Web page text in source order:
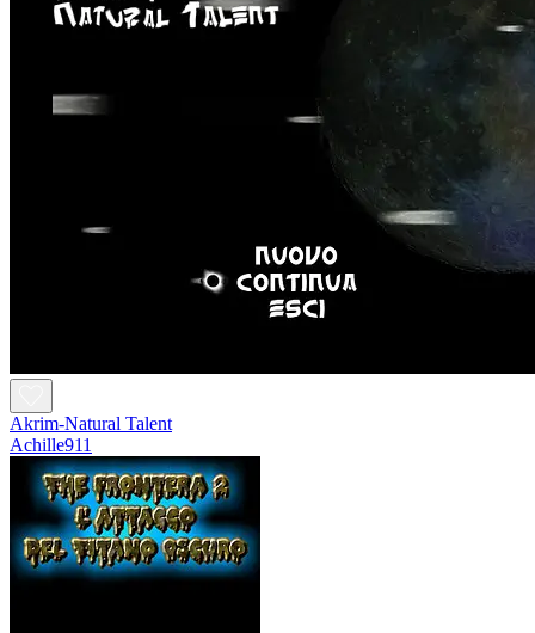
Akrim-Natural Talent
Achille911